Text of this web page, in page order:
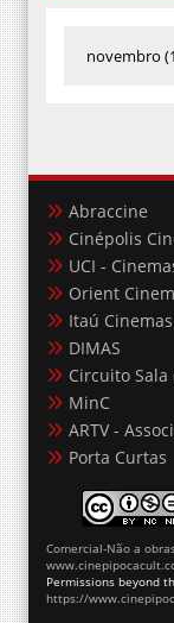
Abraccine
Cinépolis
UCI -
Orient
Itaú Cinemas
DIMAS
Circuito Sala
MinC
ARTV -
Porta Curtas
Comercial-Não a
Permissions beyond
https://